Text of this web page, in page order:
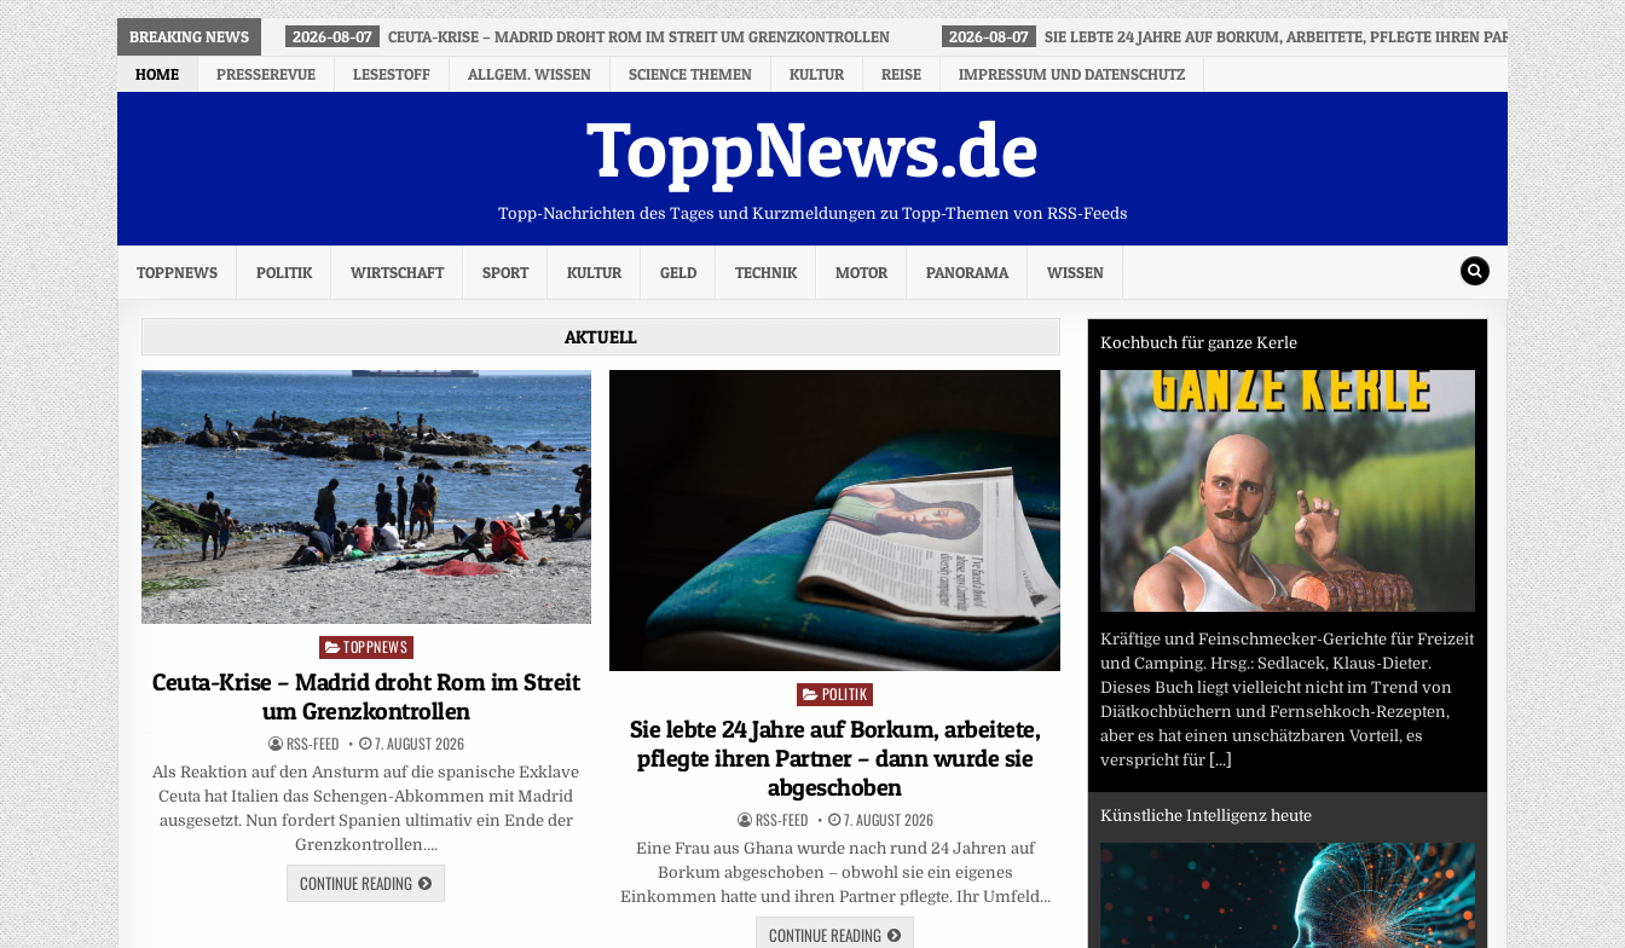
BREAKING NEWS 2026-08-07 CEUTA-KRISE – MADRID DROHT ROM IM STREIT UM GRENZKONTROLLEN 2026-08-07
SIE LEBTE 24 JAHRE AUF BORKUM, ARBEITETE, PFLEGTE IHREN PARTNER – DANN
HOME
PRESSEREVUE LESESTOFF ALLGEM. WISSEN SCIENCE THEMEN KULTUR REISE IMPRESSUM UND DATENSCHUTZ
ToppNews.de
Topp-Nachrichten des Tages und Kurzmeldungen zu Topp-Themen von RSS-Feeds
TOPPNEWS POLITIK WIRTSCHAFT SPORT KULTUR GELD TECHNIK MOTOR PANORAMA WISSEN
AKTUELL
Posted
TOPPNEWS
Ceuta-Krise – Madrid droht Rom im Streit
um Grenzkontrollen
RSS-FEED 7. AUGUST 2026
Als Reaktion auf den Ansturm auf die spanische Exklave
Ceuta hat Italien das Schengen-Abkommen mit Madrid
ausgesetzt. Nun fordert Spanien ultimativ ein Ende der
Grenzkontrollen….
CONTINUE READING
Posted
POLITIK
Sie lebte 24 Jahre auf Borkum, arbeitete,
pflegte ihren Partner – dann wurde sie
abgeschoben
RSS-FEED 7. AUGUST 2026
Eine Frau aus Ghana wurde nach rund 24 Jahren auf
Borkum abgeschoben – obwohl sie ein eigenes
Einkommen hatte und ihren Partner pflegte. Ihr Umfeld…
CONTINUE READING
Kochbuch für ganze Kerle
Kräftige und Feinschmecker-Gerichte für Freizeit
und Camping. Hrsg.: Sedlacek, Klaus-Dieter.
Dieses Buch liegt vielleicht nicht im Trend von
Diätkochbüchern und Fernsehkoch-Rezepten,
aber es hat einen unschätzbaren Vorteil, es
verspricht für [...]
Künstliche Intelligenz heute